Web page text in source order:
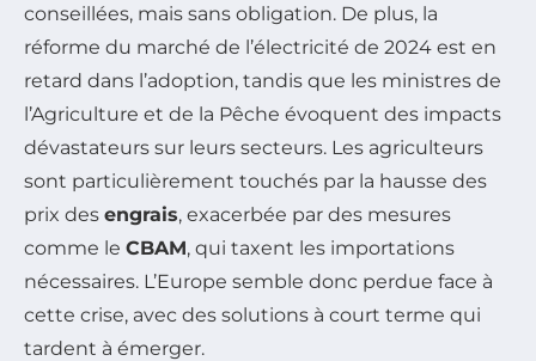
conseillées, mais sans obligation. De plus, la
réforme du marché de l’électricité de 2024 est en
retard dans l’adoption, tandis que les ministres de
l’Agriculture et de la Pêche évoquent des impacts
dévastateurs sur leurs secteurs. Les agriculteurs
sont particulièrement touchés par la hausse des
prix des engrais, exacerbée par des mesures
comme le CBAM, qui taxent les importations
nécessaires. L’Europe semble donc perdue face à
cette crise, avec des solutions à court terme qui
tardent à émerger.